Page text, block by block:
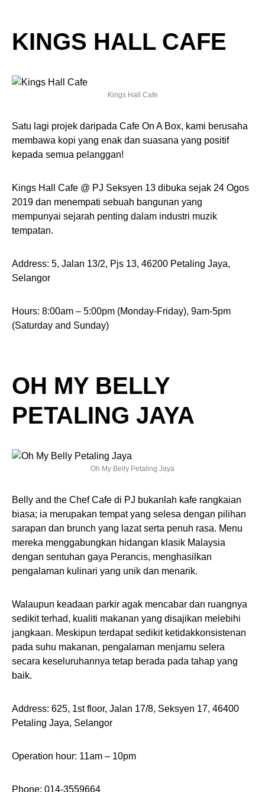
KINGS HALL CAFE
Kings Hall Cafe
Satu lagi projek daripada Cafe On A Box, kami berusaha
membawa kopi yang enak dan suasana yang positif
kepada semua pelanggan!
Kings Hall Cafe @ PJ Seksyen 13 dibuka sejak 24 Ogos
2019 dan menempati sebuah bangunan yang
mempunyai sejarah penting dalam industri muzik
tempatan.
Address: 5, Jalan 13/2, Pjs 13, 46200 Petaling Jaya,
Selangor
Hours: 8:00am – 5:00pm (Monday-Friday), 9am-5pm
(Saturday and Sunday)
OH MY BELLY
PETALING JAYA
Oh My Belly Petaling Jaya
Belly and the Chef Cafe di PJ bukanlah kafe rangkaian
biasa; ia merupakan tempat yang selesa dengan pilihan
sarapan dan brunch yang lazat serta penuh rasa. Menu
mereka menggabungkan hidangan klasik Malaysia
dengan sentuhan gaya Perancis, menghasilkan
pengalaman kulinari yang unik dan menarik.
Walaupun keadaan parkir agak mencabar dan ruangnya
sedikit terhad, kualiti makanan yang disajikan melebihi
jangkaan. Meskipun terdapat sedikit ketidakkonsistenan
pada suhu makanan, pengalaman menjamu selera
secara keseluruhannya tetap berada pada tahap yang
baik.
Address: 625, 1st floor, Jalan 17/8, Seksyen 17, 46400
Petaling Jaya, Selangor
Operation hour: 11am – 10pm
Phone: 014-3559664